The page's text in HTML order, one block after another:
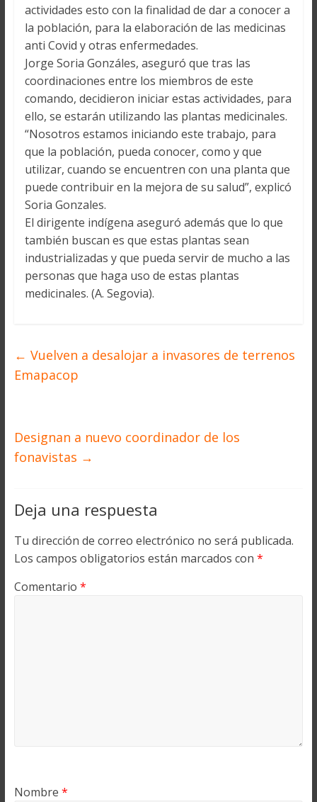
actividades esto con la finalidad de dar a conocer a
la población, para la elaboración de las medicinas
anti Covid y otras enfermedades.
Jorge Soria Gonzáles, aseguró que tras las
coordinaciones entre los miembros de este
comando, decidieron iniciar estas actividades, para
ello, se estarán utilizando las plantas medicinales.
“Nosotros estamos iniciando este trabajo, para
que la población, pueda conocer, como y que
utilizar, cuando se encuentren con una planta que
puede contribuir en la mejora de su salud”, explicó
Soria Gonzales.
El dirigente indígena aseguró además que lo que
también buscan es que estas plantas sean
industrializadas y que pueda servir de mucho a las
personas que haga uso de estas plantas
medicinales. (A. Segovia).
← Vuelven a desalojar a invasores de terrenos
Emapacop
Designan a nuevo coordinador de los
fonavistas →
Deja una respuesta
Tu dirección de correo electrónico no será publicada.
Los campos obligatorios están marcados con *
Comentario *
Nombre *